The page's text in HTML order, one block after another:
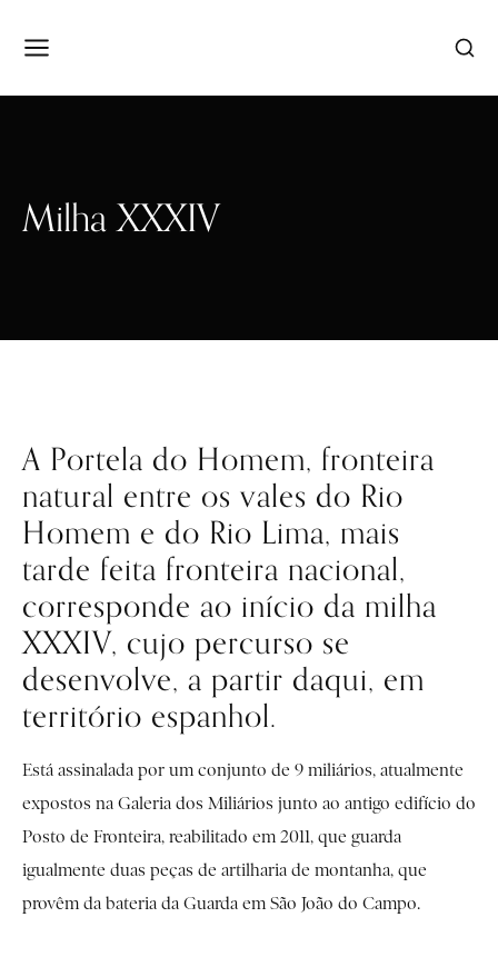
Milha XXXIV
A Portela do Homem, fronteira
natural entre os vales do Rio
Homem e do Rio Lima, mais
tarde feita fronteira nacional,
corresponde ao início da milha
XXXIV, cujo percurso se
desenvolve, a partir daqui, em
território espanhol.
Está assinalada por um conjunto de 9 miliários, atualmente
expostos na Galeria dos Miliários junto ao antigo edifício do
Posto de Fronteira, reabilitado em 2011, que guarda
igualmente duas peças de artilharia de montanha, que
provêm da bateria da Guarda em São João do Campo.